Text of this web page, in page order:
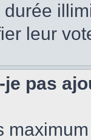
durée
leur
pas